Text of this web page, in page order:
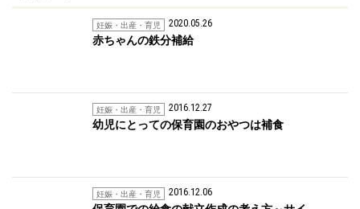
妊娠・出産・育児 2020.05.26
赤ちゃんの鉄分補給
妊娠・出産・育児 2016.12.27
幼児にとっての保育園のおやつは補食
妊娠・出産・育児 2016.12.06